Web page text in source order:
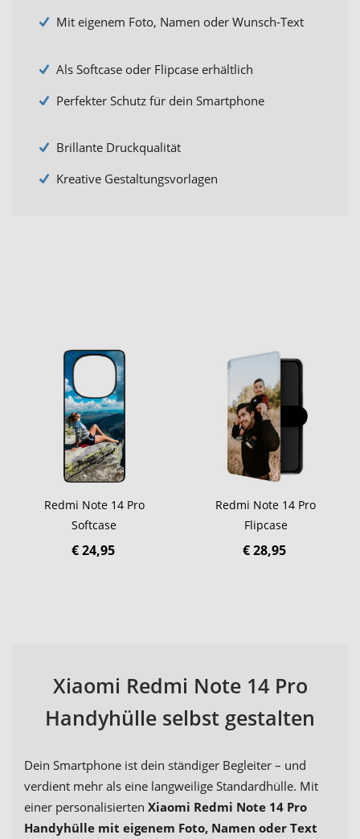
Mit eigenem Foto, Namen oder Wunsch-Text
Als Softcase oder Flipcase erhältlich
Perfekter Schutz für dein Smartphone
Brillante Druckqualität
Kreative Gestaltungsvorlagen
Redmi Note 14 Pro
Softcase
€ 24,95
Redmi Note 14 Pro
Flipcase
€ 28,95
Xiaomi Redmi Note 14 Pro
Handyhülle selbst gestalten
Dein Smartphone ist dein ständiger Begleiter – und
verdient mehr als eine langweilige Standardhülle. Mit
einer personalisierten Xiaomi Redmi Note 14 Pro
Handyhülle mit eigenem Foto, Namen oder Text